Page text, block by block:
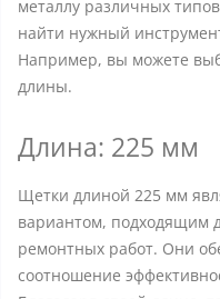
металлу различных
найти нужный
Например, вы можете
длины.
Длина: 225 мм
Щетки длиной 225 мм
вариантом, подходящим
ремонтных работ. Они
соотношение